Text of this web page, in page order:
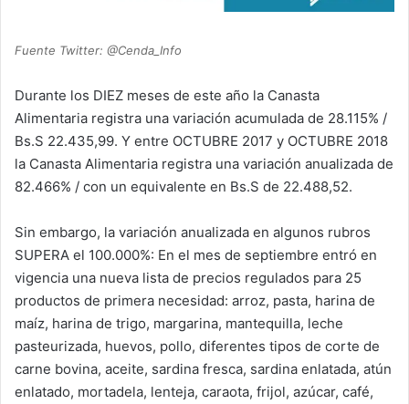
Fuente Twitter: @Cenda_Info
Durante los DIEZ meses de este año la Canasta
Alimentaria registra una variación acumulada de 28.115% /
Bs.S 22.435,99. Y entre OCTUBRE 2017 y OCTUBRE 2018
la Canasta Alimentaria registra una variación anualizada de
82.466% / con un equivalente en Bs.S de 22.488,52.
Sin embargo, la variación anualizada en algunos rubros
SUPERA el 100.000%: En el mes de septiembre entró en
vigencia una nueva lista de precios regulados para 25
productos de primera necesidad: arroz, pasta, harina de
maíz, harina de trigo, margarina, mantequilla, leche
pasteurizada, huevos, pollo, diferentes tipos de corte de
carne bovina, aceite, sardina fresca, sardina enlatada, atún
enlatado, mortadela, lenteja, caraota, frijol, azúcar, café,